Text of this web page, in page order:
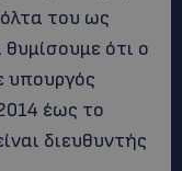
του ως
ότι ο
υπουργός
έως το
διευθυντής